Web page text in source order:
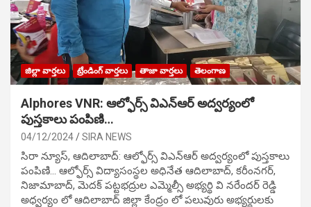
జిల్లా వార్తలు ట్రేండింగ్ వార్తలు తాజా వార్తలు తెలంగాణ
Alphores VNR: ఆల్ఫోర్స్ విఎన్ఆర్ అద్వర్యంలో
పుస్తకాలు పంపిణి…
04/12/2024 SIRA NEWS
సిరా న్యూస్, ఆదిలాబాద్: ఆల్ఫోర్స్ విఎన్ఆర్ అద్వర్యంలో పుస్తకాలు
పంపిణి… ఆల్ఫోర్స్ విద్యాసంస్థల అధినేత ఆదిలాబాద్, కరీంనగర్,
నిజామాబాద్, మెదక్ పట్టభద్రుల ఎమ్మెల్సీ అభ్యర్థి వి నరేందర్ రెడ్డి
అధ్వర్యం లో ఆదిలాబాద్ జిల్లా కేంద్రం లో పలువురు అభ్యర్థులకు